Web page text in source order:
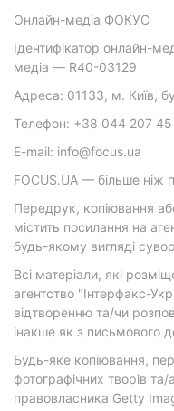
Онлайн-медіа ФОКУС
Ідентифікатор онлайн-
медіа — R40-03129
Адреса: 01133, м. Київ,
Телефон: +38 044 207
E-mail: info@focus.ua
FOCUS.UA — більше ніж
Передрук, копіювання
містить посилання на
будь-якому вигляді
Всі матеріали, які
агентство "Інтерфакс-
відтворенню та/чи
інакше як з письмового
Будь-яке копіювання,
фотографічних творів та/
правовласника Getty